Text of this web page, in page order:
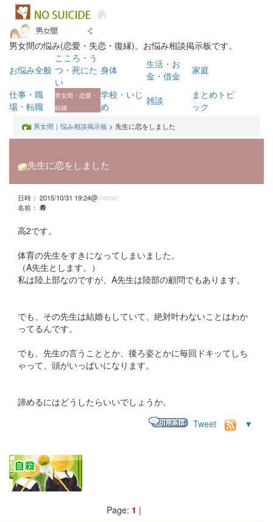
男女間の悩み(恋愛・失恋・復縁)。お悩み相談掲示板です。
お悩み全般
こころ・う
つ・死にた
い
身体
生活・お
金・借金
家庭
仕事・職
場・転職
男女間・恋愛・
結婚
学校・いじ
め
雑談
まとめトピ
ック
男女間｜悩み相談掲示板 > 先生に恋をしました
先生に恋をしました
日時： 2015/10/31 19:24@(home)
名前： 希
高2です。
体育の先生をすきになってしまいました。
（A先生とします。）
私は陸上部なのですが、A先生は陸部の顧問でもあります。
でも、その先生は結婚もしていて、絶対叶わないことはわか
ってるんです。
でも、先生の言うこととか、後ろ姿とかに毎回ドキッてしち
ゃって、頭がいっぱいになります。
諦めるにはどうしたらいいでしょうか。
Tweet
▼
Page: 1 |